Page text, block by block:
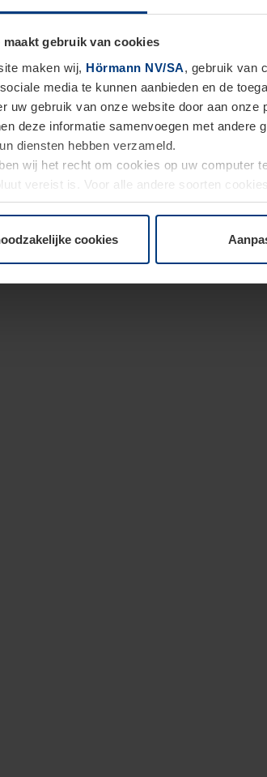
maakt gebruik van cookies
maken wij, Hörmann NV/SA, gebruik van
media te kunnen aanbieden en de
uw gebruik van onze website door aan
deze informatie samenvoegen met
diensten hebben verzameld.
wij het recht om cookies op uw computer
vereist is. Voor alle andere soorten
uitleg van de cookies op pagina
cookies